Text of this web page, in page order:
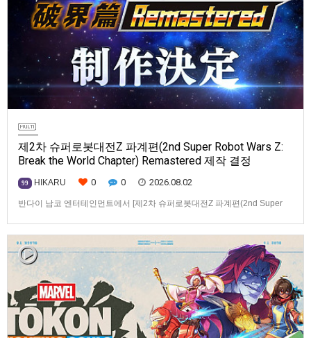
제2차 슈퍼로봇대전Z 파계편(2nd Super Robot Wars Z:
Break the World Chapter) Remastered 제작 결정
99 HIKARU 0 0 2026.08.02
반다이 남코 엔터테인먼트에서 [제2차 슈퍼로봇대전Z 파계편(2nd Super
판[제2차 슈퍼로봇대전Z 파계편]은 2011년 PSP로 발매되었으며, 2012년
에 발매되었던 [제2…